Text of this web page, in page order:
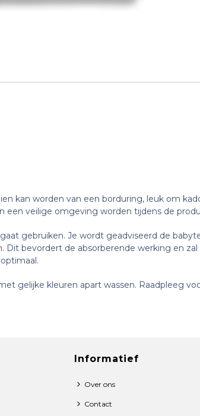
kan worden van een borduring, leuk om
een veilige omgeving worden tijdens de
gebruiken. Je wordt geadviseerd de
Dit bevordert de absorberende werking en
gelijke kleuren apart wassen. Raadpleeg
Informatief
Over ons
Contact